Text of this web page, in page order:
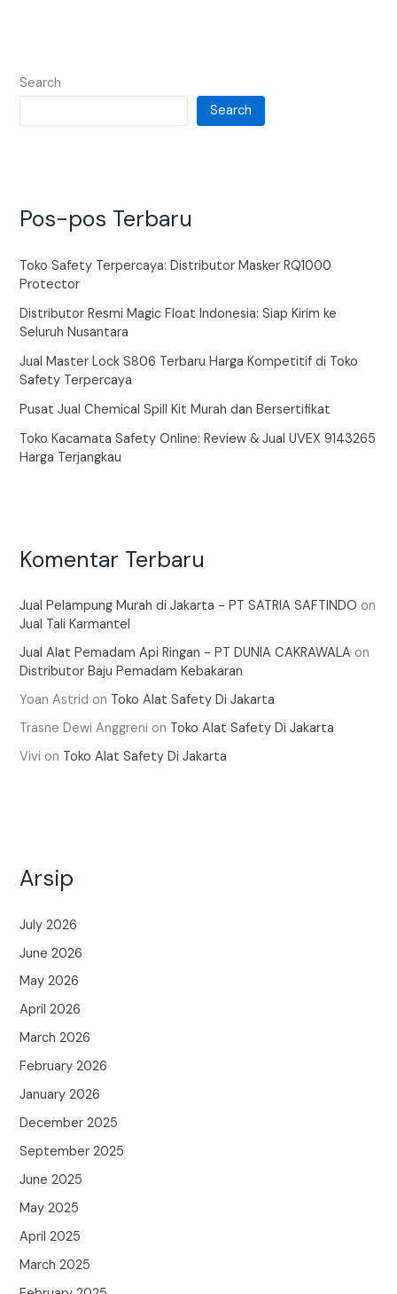
Search
Search
Pos-pos Terbaru
Toko Safety Terpercaya: Distributor Masker RQ1000
Protector
Distributor Resmi Magic Float Indonesia: Siap Kirim ke
Seluruh Nusantara
Jual Master Lock S806 Terbaru Harga Kompetitif di Toko
Safety Terpercaya
Pusat Jual Chemical Spill Kit Murah dan Bersertifikat
Toko Kacamata Safety Online: Review & Jual UVEX 9143265
Harga Terjangkau
Komentar Terbaru
Jual Pelampung Murah di Jakarta - PT SATRIA SAFTINDO on
Jual Tali Karmantel
Jual Alat Pemadam Api Ringan - PT DUNIA CAKRAWALA on
Distributor Baju Pemadam Kebakaran
Yoan Astrid on Toko Alat Safety Di Jakarta
Trasne Dewi Anggreni on Toko Alat Safety Di Jakarta
Vivi on Toko Alat Safety Di Jakarta
Arsip
July 2026
June 2026
May 2026
April 2026
March 2026
February 2026
January 2026
December 2025
September 2025
June 2025
May 2025
April 2025
March 2025